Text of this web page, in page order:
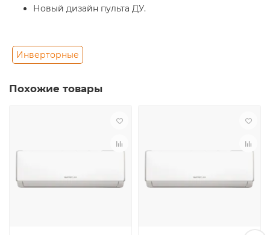
Новый дизайн пульта ДУ.
Инверторные
Похожие товары